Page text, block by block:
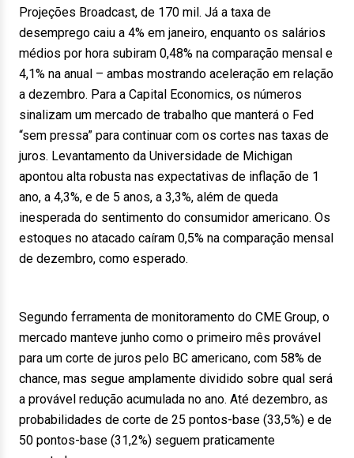
Projeções Broadcast, de 170 mil. Já a taxa de
desemprego caiu a 4% em janeiro, enquanto os salários
médios por hora subiram 0,48% na comparação mensal e
4,1% na anual – ambas mostrando aceleração em relação
a dezembro. Para a Capital Economics, os números
sinalizam um mercado de trabalho que manterá o Fed
“sem pressa” para continuar com os cortes nas taxas de
juros. Levantamento da Universidade de Michigan
apontou alta robusta nas expectativas de inflação de 1
ano, a 4,3%, e de 5 anos, a 3,3%, além de queda
inesperada do sentimento do consumidor americano. Os
estoques no atacado caíram 0,5% na comparação mensal
de dezembro, como esperado.
Segundo ferramenta de monitoramento do CME Group, o
mercado manteve junho como o primeiro mês provável
para um corte de juros pelo BC americano, com 58% de
chance, mas segue amplamente dividido sobre qual será
a provável redução acumulada no ano. Até dezembro, as
probabilidades de corte de 25 pontos-base (33,5%) e de
50 pontos-base (31,2%) seguem praticamente